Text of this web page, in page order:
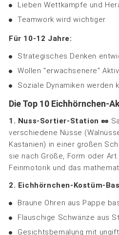
Lieben Wettkämpfe und
Teamwork wird wichtiger
Für 10-12 Jahre:
Strategisches Denken
Wollen "erwachsenere"
Soziale Dynamiken werden
Die Top 10 Eichhörnchen-
1. Nuss-Sortier-Station 🥜
verschiedene Nüsse
Kastanien) in einer großen
sie nach Größe, Form oder
Feinmotorik und das
2. Eichhörnchen-Kostüm-
Braune Ohren aus Pappe
Flauschige Schwänze aus
Gesichtsbemalung mit